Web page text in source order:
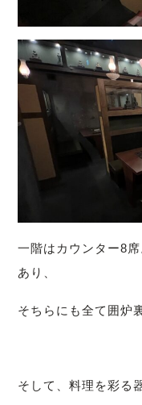
一階はカウンター8席
あり、
そちらにも全て囲炉
そして、料理を彩る